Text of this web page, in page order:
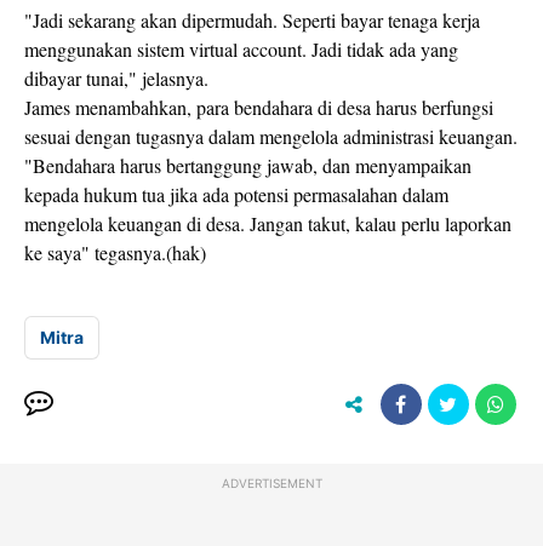
"Jadi sekarang akan dipermudah. Seperti bayar tenaga kerja
menggunakan sistem virtual account. Jadi tidak ada yang
dibayar tunai," jelasnya.
James menambahkan, para bendahara di desa harus berfungsi
sesuai dengan tugasnya dalam mengelola administrasi keuangan.
"Bendahara harus bertanggung jawab, dan menyampaikan
kepada hukum tua jika ada potensi permasalahan dalam
mengelola keuangan di desa. Jangan takut, kalau perlu laporkan
ke saya" tegasnya.(hak)
Mitra
ADVERTISEMENT